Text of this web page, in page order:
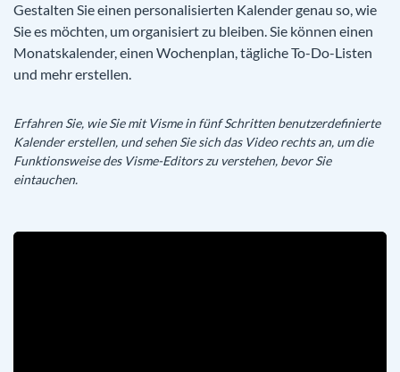
Gestalten Sie einen personalisierten Kalender genau so, wie
Sie es möchten, um organisiert zu bleiben. Sie können einen
Monatskalender, einen Wochenplan, tägliche To-Do-Listen
und mehr erstellen.
Erfahren Sie, wie Sie mit Visme in fünf Schritten benutzerdefinierte
Kalender erstellen, und sehen Sie sich das Video rechts an, um die
Funktionsweise des Visme-Editors zu verstehen, bevor Sie
eintauchen.